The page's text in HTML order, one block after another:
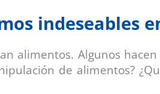
indeseables
alimentos. Algunos
de alimentos?